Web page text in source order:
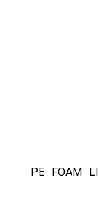
(PE FOAM